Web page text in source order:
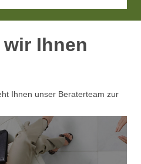
Ihnen
Ihnen unser Beraterteam zur